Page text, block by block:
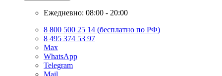
Ежедневно: 08:00 - 20:00
8 800 500 25 14 (бесплатно по РФ)
8 495 374 53 97
Max
WhatsApp
Telegram
Mail